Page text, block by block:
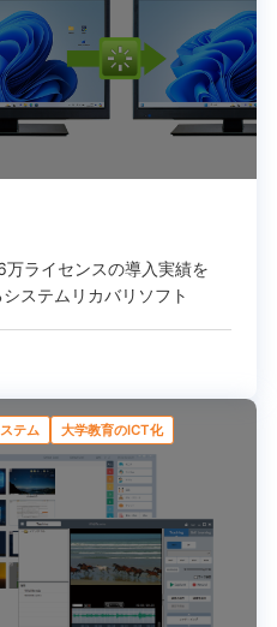
万ライセンスの導入実績を
システムリカバリソフト
テム 大学教育のICT化